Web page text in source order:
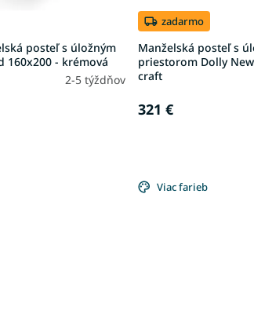
posteľ s úložným
160x200 - krémová
2-5 týždňov
zadarmo
Manželská posteľ s
priestorom Dolly
craft
321 €
Viac farieb